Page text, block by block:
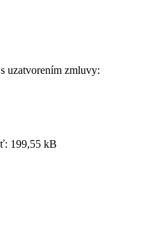
uzatvorením zmluvy:
199,55 kB